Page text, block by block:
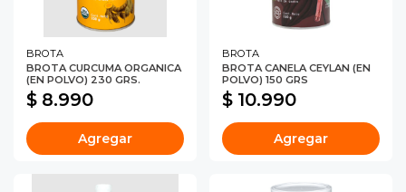
BROTA
BROTA CURCUMA ORGANICA
(EN POLVO) 230 GRS.
$ 8.990
Agregar
BROTA
BROTA CANELA CEYLAN (EN
POLVO) 150 GRS
$ 10.990
Agregar